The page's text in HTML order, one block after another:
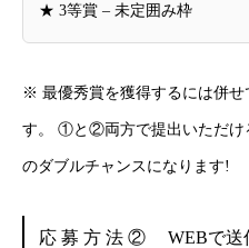
★ 3等賞 – 未定囲み枠
※ 最優秀賞を獲得するには併せ
す。 ①と②両方で提出いただけ
のダブルチャンスになります!
応 募 方 法 ② WEBで送